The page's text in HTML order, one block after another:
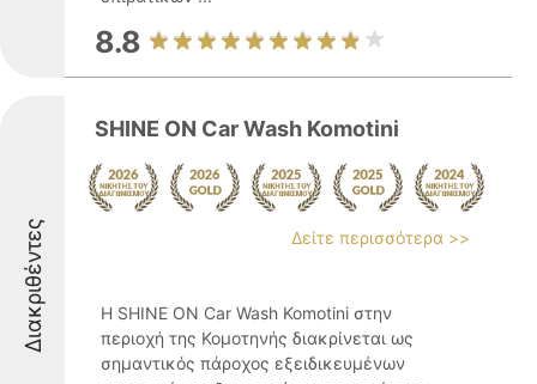
8.8
Διακριθέντες
SHINE ON Car Wash Komotini
Δείτε περισσότερα >>
Η SHINE ON Car Wash Komotini στην
περιοχή της Κομοτηνής διακρίνεται ως
σημαντικός πάροχος εξειδικευμένων